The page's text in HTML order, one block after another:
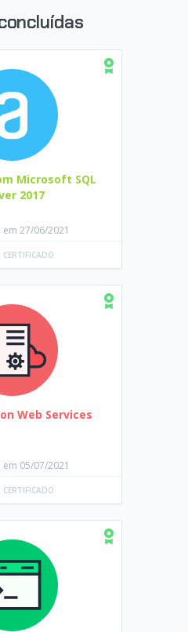
Microsoft SQL
2017
27/06/2021
CERTIFICADO
Web Services
05/07/2021
CERTIFICADO